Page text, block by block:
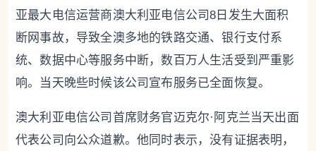
亚最大电信运营商澳大利亚电信公司8日发生大面积
断网事故，导致全澳多地的铁路交通、银行支付系
统、数据中心等服务中断，数百万人生活受到严重影
响。当天晚些时候该公司宣布服务已全面恢复。
澳大利亚电信公司首席财务官迈克尔·阿克兰当天出面
代表公司向公众道歉。他同时表示，没有证据表明，